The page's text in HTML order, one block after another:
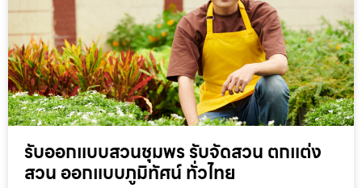
รับออกแบบสวนชุมพร รับจัดสวน ตกแต่ง
สวน ออกแบบภูมิทัศน์ ทั่วไทย